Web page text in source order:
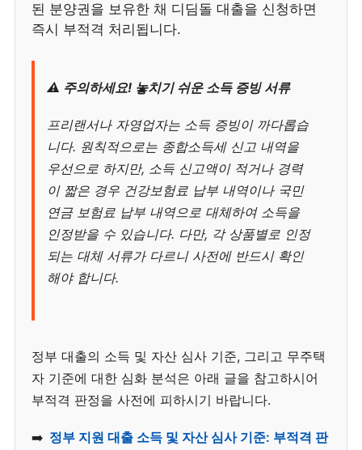
된 분양권을 보유한 채 디딤돌 대출을 신청하면
즉시 부적격 처리됩니다.
⚠️ 주의하세요! 놓치기 쉬운 소득 증빙 서류
프리랜서나 자영업자는 소득 증빙이 까다롭습
니다. 원칙적으로는 종합소득세 신고 내역을
우선으로 하지만, 소득 신고액이 적거나 경력
이 짧은 경우 건강보험료 납부 내역이나 국민
연금 보험료 납부 내역으로 대체하여 소득을
인정받을 수 있습니다. 다만, 각 상품별로 인정
되는 대체 서류가 다르니 사전에 반드시 확인
해야 합니다.
정부 대출의 소득 및 자산 심사 기준, 그리고 무주택
자 기준에 대한 심화 분석은 아래 글을 참고하시어
부적격 판정을 사전에 피하시기 바랍니다.
➡️ 정부 지원 대출 소득 및 자산 심사 기준: 부적격 판